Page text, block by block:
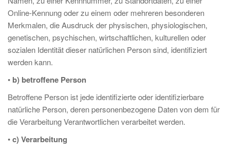
Online-Kennung oder zu einem oder mehreren besonderen
Merkmalen, die Ausdruck der physischen, physiologischen,
genetischen, psychischen, wirtschaftlichen, kulturellen oder
sozialen Identität dieser natürlichen Person sind, identifiziert
werden kann.
• b) betroffene Person
Betroffene Person ist jede identifizierte oder identifizierbare
natürliche Person, deren personenbezogene Daten von dem für
die Verarbeitung Verantwortlichen verarbeitet werden.
•c) Verarbeitung